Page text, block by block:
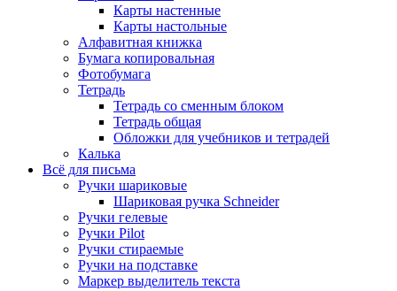
Карты настенные
Карты настольные
Алфавитная книжка
Бумага копировальная
Фотобумага
Тетрадь
Тетрадь со сменным блоком
Тетрадь общая
Обложки для учебников и тетрадей
Калька
Всё для письма
Ручки шариковые
Шариковая ручка Schneider
Ручки гелевые
Ручки Pilot
Ручки стираемые
Ручки на подставке
Маркер выделитель текста